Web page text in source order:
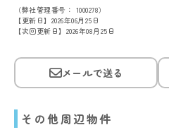
（弊社管理番号： 1000278）
【更新日】2026年06月25日
【次回更新日】2026年08月25日
メールで送る
その他周辺物件